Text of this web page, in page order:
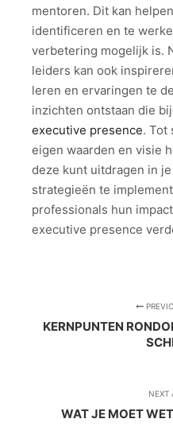
mentoren. Dit kan
identificeren en te
verbetering mogelijk is.
leiders kan ook
leren en ervaringen te
inzichten ontstaan die
executive presence. Tot
eigen waarden en visie
deze kunt uitdragen in
strategieën te
professionals hun
executive presence
KERNPUNTEN
NEXT
WAT JE MOET